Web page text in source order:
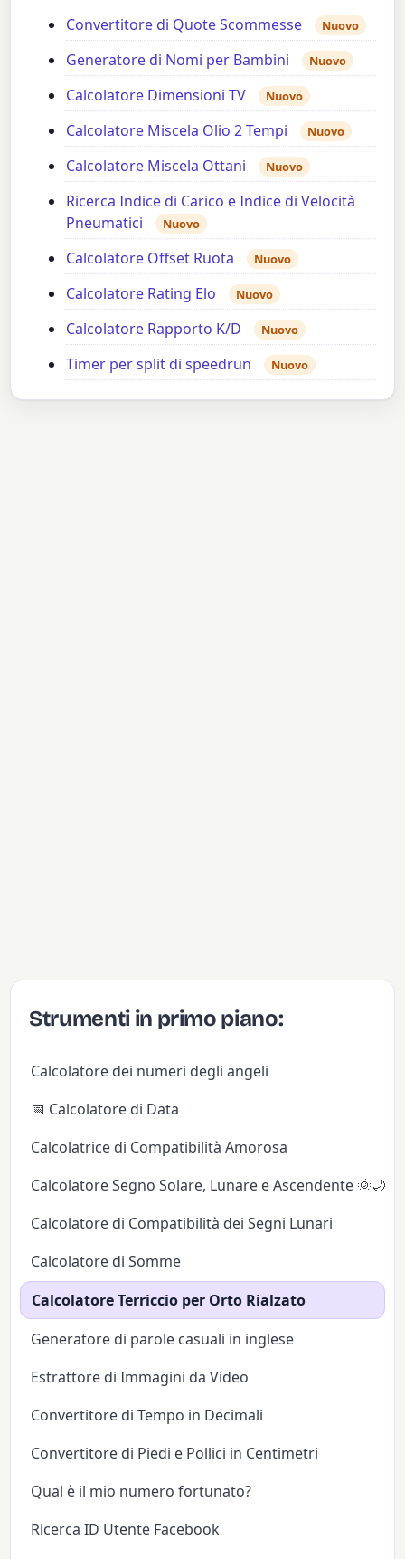
Convertitore di Quote Scommesse Nuovo
Generatore di Nomi per Bambini Nuovo
Calcolatore Dimensioni TV Nuovo
Calcolatore Miscela Olio 2 Tempi Nuovo
Calcolatore Miscela Ottani Nuovo
Ricerca Indice di Carico e Indice di Velocità
Pneumatici
Nuovo
Calcolatore Offset Ruota Nuovo
Calcolatore Rating Elo Nuovo
Calcolatore Rapporto K/D Nuovo
Timer per split di speedrun Nuovo
Strumenti in primo piano:
Calcolatore dei numeri degli angeli
📅 Calcolatore di Data
Calcolatrice di Compatibilità Amorosa
Calcolatore Segno Solare, Lunare e Ascendente 🌞🌙✨
Calcolatore di Compatibilità dei Segni Lunari
Calcolatore di Somme
Calcolatore Terriccio per Orto Rialzato
Generatore di parole casuali in inglese
Estrattore di Immagini da Video
Convertitore di Tempo in Decimali
Convertitore di Piedi e Pollici in Centimetri
Qual è il mio numero fortunato?
Ricerca ID Utente Facebook